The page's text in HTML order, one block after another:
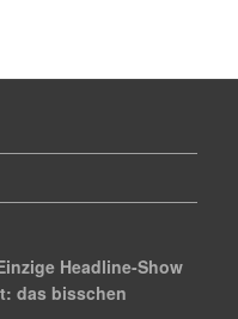
Headline-Show
das bisschen